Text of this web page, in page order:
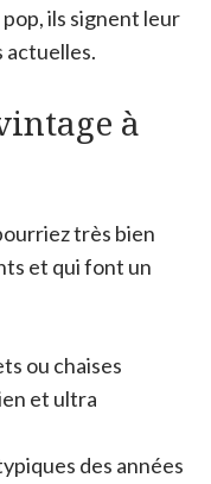
ils signent leur
actuelles.
à
très bien
et qui font un
ou chaises
et ultra
des années